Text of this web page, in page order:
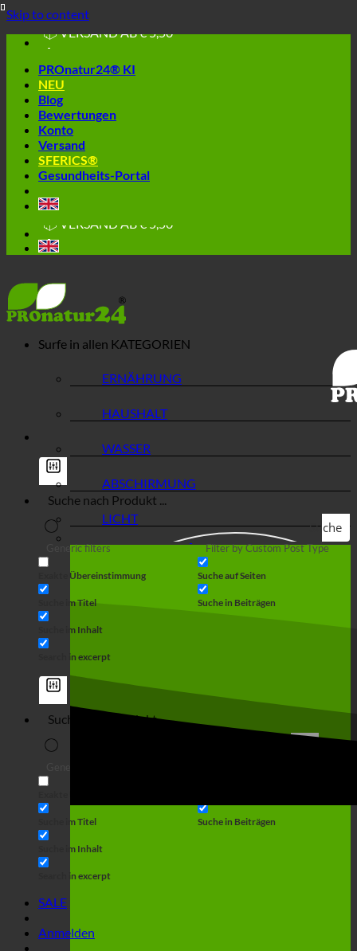
Skip to content
🔆 GESUND. NACHHALTIG.
📦 VERSAND AB € 5,50
🔖 KAUF AUF RECHNUNG
PROnatur24® KI
NEU
Blog
Bewertungen
Konto
Versand
SFERICS®
Gesundheits-Portal
🔆 GESUND. NACHHALTIG.
📦 VERSAND AB € 5,50
🔖 KAUF AUF RECHNUNG
Suche
Generic filters
Exakte Übereinstimmung
Suche im Titel
Suche im Inhalt
Search in excerpt
Filter by Custom Post Type
Suche auf Seiten
Suche in Beiträgen
Suche im Titel
Suche im Inhalt
Search in excerpt
Suche in Beiträgen
SALE
Anmelden
Surfe in allen KATEGORIEN
ERNÄHRUNG
HAUSHALT
WASSER
ABSCHIRMUNG
LICHT